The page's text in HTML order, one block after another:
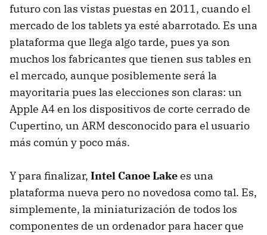
futuro con las vistas puestas en 2011, cuando el
mercado de los tablets ya esté abarrotado. Es una
plataforma que llega algo tarde, pues ya son
muchos los fabricantes que tienen sus tables en
el mercado, aunque posiblemente será la
mayoritaria pues las elecciones son claras: un
Apple A4 en los dispositivos de corte cerrado de
Cupertino, un ARM desconocido para el usuario
más común y poco más.
Y para finalizar, Intel Canoe Lakees una
plataforma nueva pero no novedosa como tal. Es,
simplemente, la miniaturización de todos los
componentes de un ordenador para hacer que